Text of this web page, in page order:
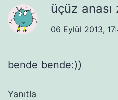
üçüz anası
06 Eylül 2013,
bende bende:))
Yanıtla